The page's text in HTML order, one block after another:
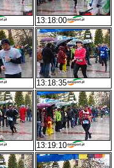
13:18:00
13:18:35
13:19:10